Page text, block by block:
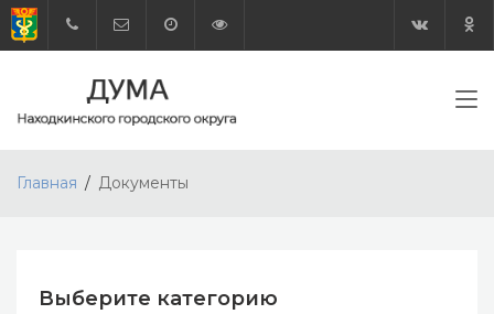
Главная Документы
Выберите категорию